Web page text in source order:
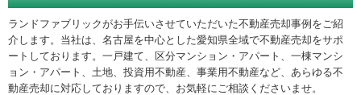
ランドファブリックがお手伝いさせていただいた不動産売却事例をご紹
介します。当社は、名古屋を中心とした愛知県全域で不動産売却をサポ
ートしております。一戸建て、区分マンション・アパート、一棟マンシ
ョン・アパート、土地、投資用不動産、事業用不動産など、あらゆる不
動産売却に対応しておりますので、お気軽にご相談くださいませ。